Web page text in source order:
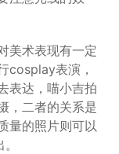
美术表现有一定
cosplay表演，
表达，喵小吉拍
，二者的关系是
量的照片则可以